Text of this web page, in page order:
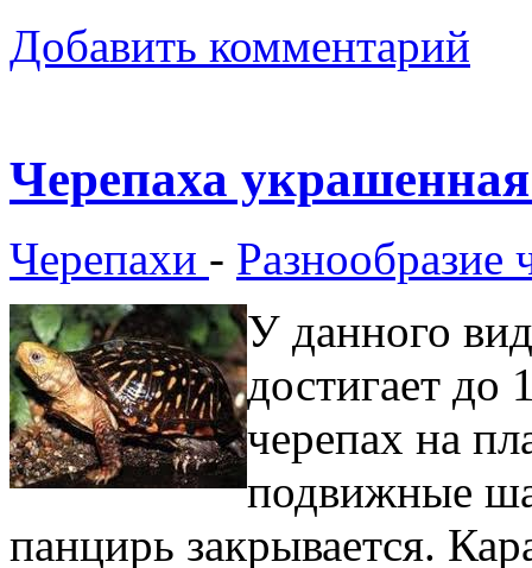
Добавить комментарий
Черепаха
Черепахи - Разнообразие
У данного
достигает до
черепах на
подвижные
панцирь закрывается.